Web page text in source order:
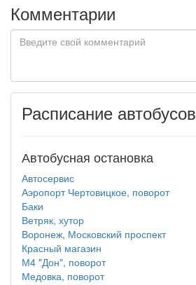
Комментарии
Расписание автобусов
Автобусная остановка
Автосервис
Аэропорт Чертовицкое, поворот
Баки
Ветряк, хутор
Воронеж, Московский проспект
Красный магазин
М4 "Дон", поворот
Медовка, поворот